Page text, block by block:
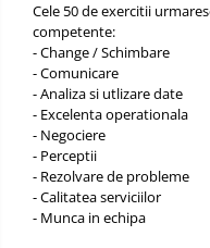
Organizare
Cele 50 de exercitii
competente:
- Change / Schimbare
- Comunicare
- Analiza si utlizare date
- Excelenta operationala
- Negociere
- Perceptii
- Rezolvare de probleme
- Calitatea serviciilor
- Munca in echipa